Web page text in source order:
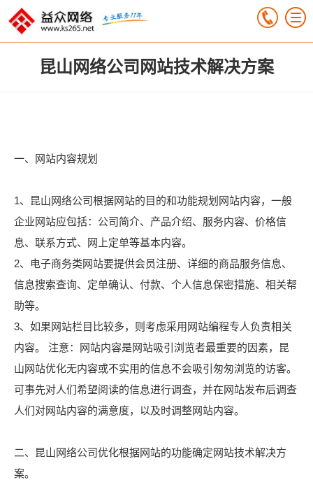
昆山网络公司网站技术解决方案
一、网站内容规划
1、昆山网络公司根据网站的目的和功能规划网站内容，一般
企业网站应包括：公司简介、产品介绍、服务内容、价格信
息、联系方式、网上定单等基本内容。
2、电子商务类网站要提供会员注册、详细的商品服务信息、
信息搜索查询、定单确认、付款、个人信息保密措施、相关帮
助等。
3、如果网站栏目比较多，则考虑采用网站编程专人负责相关
内容。 注意：网站内容是网站吸引浏览者最重要的因素，昆
山网站优化无内容或不实用的信息不会吸引匆匆浏览的访客。
可事先对人们希望阅读的信息进行调查，并在网站发布后调查
人们对网站内容的满意度，以及时调整网站内容。
二、昆山网络公司优化根据网站的功能确定网站技术解决方
案。